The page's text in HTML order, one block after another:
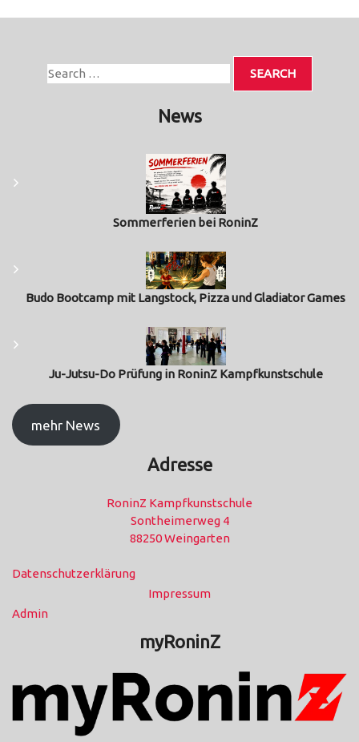
News
Sommerferien bei RoninZ
Budo Bootcamp mit Langstock, Pizza und Gladiator Games
Ju-Jutsu-Do Prüfung in RoninZ Kampfkunstschule
mehr News
Adresse
RoninZ Kampfkunstschule
Sontheimerweg 4
88250 Weingarten
Datenschutzerklärung
Impressum
Admin
myRoninZ